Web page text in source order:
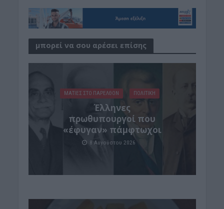
μπορεί να σου αρέσει επίσης
ΜΑΤΙΕΣ ΣΤΟ ΠΑΡΕΛΘΟΝ ΠΟΛΙΤΙΚΗ
Έλληνες
πρωθυπουργοί που
«έφυγαν» πάμφτωχοι
8 Αυγούστου 2026